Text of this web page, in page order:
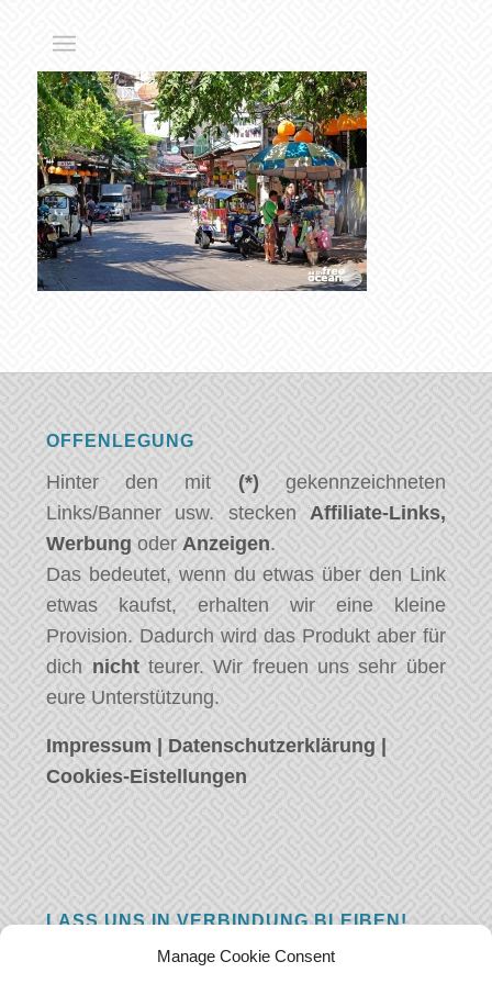
Manage Cookie Consent
OFFENLEGUNG
Hinter den mit (*) gekennzeichneten
Links/Banner usw. stecken Affiliate-Links,
Werbung oderAnzeigen.
Das bedeutet, wenn du etwas über den Link
etwas kaufst, erhalten wir eine kleine
Provision. Dadurch wird das Produkt aber für
dich nichtteurer. Wir freuen uns sehr über
eure Unterstützung.
Impressum | Datenschutzerklärung |
Cookies-Eistellungen
LASS UNS IN VERBINDUNG BLEIBEN!
Hast eine Frage, einen Kommentar, oder